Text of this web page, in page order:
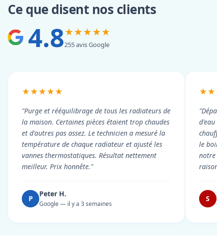
Ce que disent nos clients
4.8★★★★★
255 avis Google
★★★★★
"Purge et rééquilibrage de tous les radiateurs de
la maison. Certaines pièces étaient trop chaudes
et d'autres pas assez. Le technicien a mesuré la
température de chaque radiateur et ajusté les
vannes thermostatiques. Résultat nettement
meilleur. Prix honnête."
P
Peter H.
Google — il y a 3 semaines
le
notre
S